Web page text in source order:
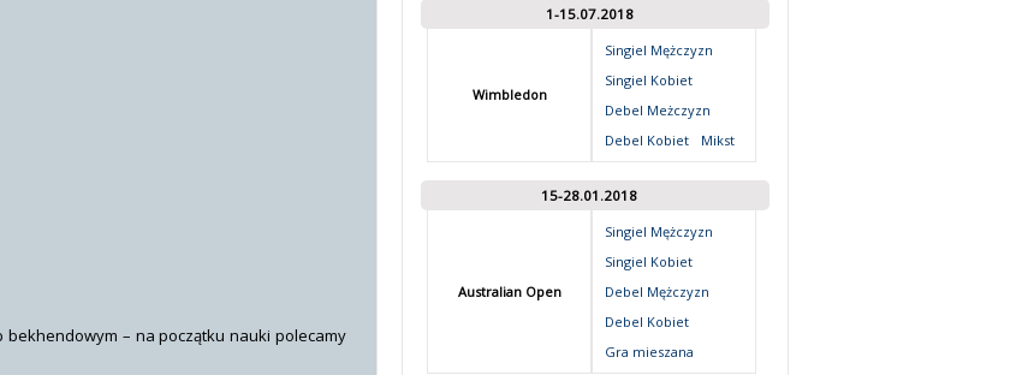
– na początku nauki polecamy
1-15.07.2018
Wimbledon
Singiel Mężczyzn
Singiel Kobiet
Debel Meżczyzn
Debel Kobiet
Mikst
15-28.01.2018
Australian Open
Singiel Mężczyzn
Singiel Kobiet
Debel Mężczyzn
Debel Kobiet
Gra mieszana